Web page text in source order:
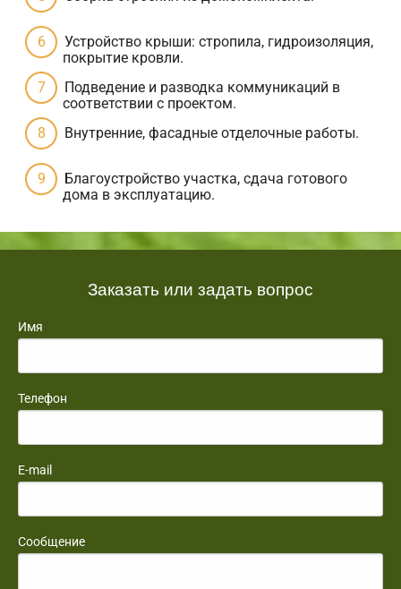
Устройство крыши: стропила, гидроизоляция,
покрытие кровли.
Подведение и разводка коммуникаций в
соответствии с проектом.
Внутренние, фасадные отделочные работы.
Благоустройство участка, сдача готового
дома в эксплуатацию.
Заказать или задать вопрос
Имя
Телефон
E-mail
Сообщение